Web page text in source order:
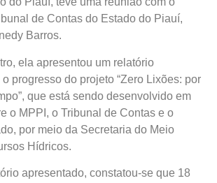
de Contas do Estado do Piauí,
Barros.
ela apresentou um relatório
progresso do projeto “Zero Lixões: por
que está sendo desenvolvido em
o MPPI, o Tribunal de Contas e o
por meio da Secretaria do Meio
Hídricos.
apresentado, constatou-se que 18